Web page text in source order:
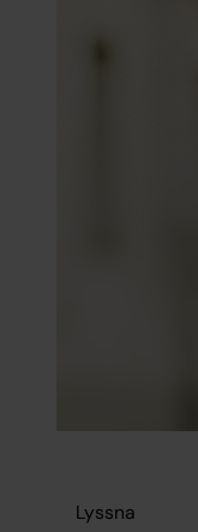
Lyssna